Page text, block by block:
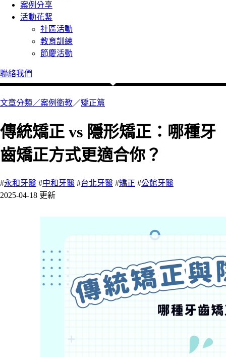
案例分享
活動花絮
社區活動
教育訓練
節慶活動
聯絡我們
文章分類／案例衛教／矯正篇
傳統矯正 vs 隱形矯正：哪種牙
齒矯正方式更適合你？
#永和牙醫 #中和牙醫 #台北牙醫 #矯正 #公館牙醫
2025-04-18 更新